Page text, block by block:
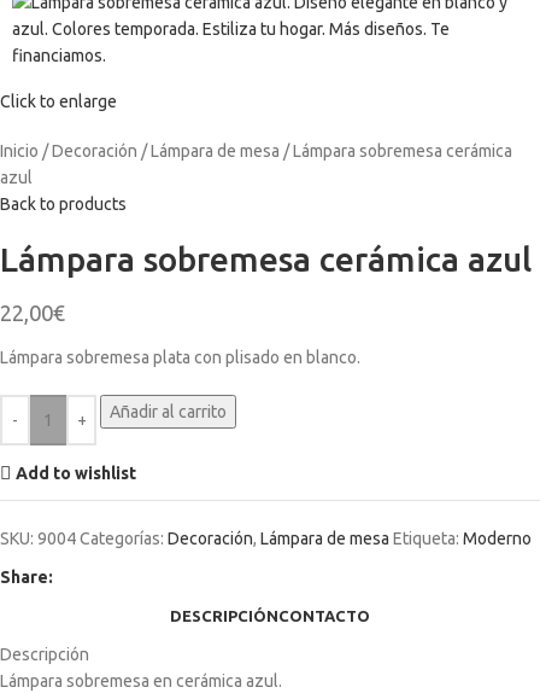
Click to enlarge
Inicio Decoración Lámpara de mesa
Lámpara sobremesa cerámica
azul
Back to products
Lámpara sobremesa cerámica azul
22,00€
Lámpara sobremesa plata con plisado en blanco.
Añadir al carrito
Add to wishlist
SKU: 9004Categorías: Decoración, Lámpara de mesa Etiqueta: Moderno
Share:
DESCRIPCIÓNCONTACTO
Descripción
Lámpara sobremesa en cerámica azul.